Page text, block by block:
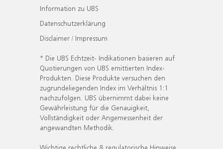
Information zu UBS
Datenschutzerklärung
Disclaimer / Impressum
* Die UBS Echtzeit- Indikationen basieren auf
Quotierungen von UBS emittierten Index-
Produkten. Diese Produkte versuchen den
zugrundeliegenden Index im Verhältnis 1:1
nachzufolgen. UBS übernimmt dabei keine
Gewährleistung für die Genauigkeit,
Vollständigkeit oder Angemessenheit der
angewandten Methodik.